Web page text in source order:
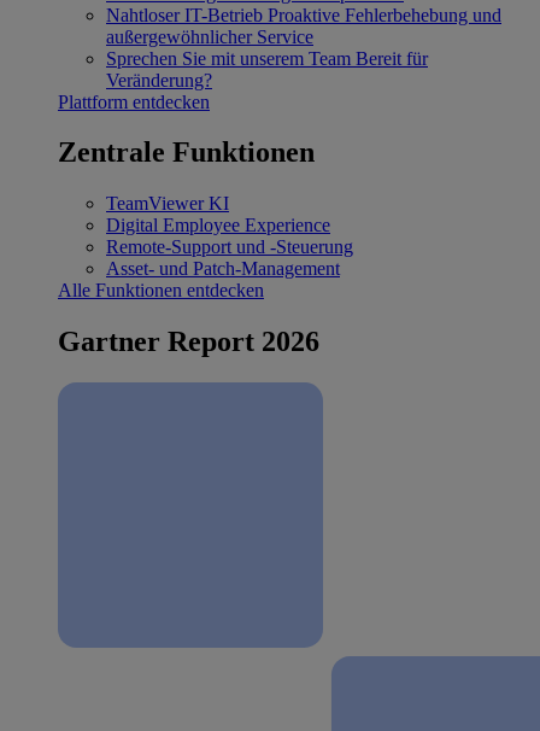
Nahtloser IT-Betrieb Proaktive Fehlerbehebung und
außergewöhnlicher Service
Sprechen Sie mit unserem Team Bereit für
Veränderung?
Plattform entdecken
Zentrale Funktionen
TeamViewer KI
Digital Employee Experience
Remote-Support und -Steuerung
Asset- und Patch-Management
Alle Funktionen entdecken
Gartner Report 2026